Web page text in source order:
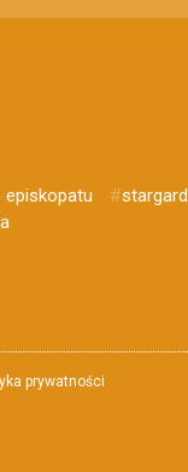
episkopatu #stargard
prywatności